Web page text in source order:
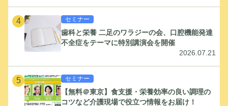
4 セミナー
歯科と栄養 二足のワラジーの会、口腔機能発達
不全症をテーマに特別講演会を開催
2026.07.21
5 セミナー
【無料＠東京】食支援・栄養効率の良い調理の
コツなど介護現場で役立つ情報をお届け！